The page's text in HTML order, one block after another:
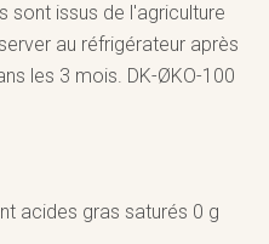
sont issus de l'agriculture
au réfrigérateur après
les 3 mois. DK-ØKO-100
acides gras saturés 0 g